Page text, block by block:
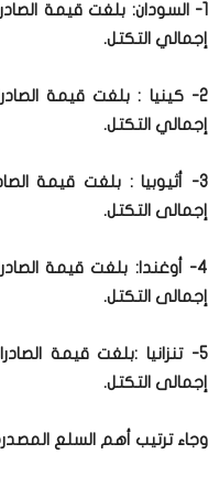
إجمالي التكتل.
إجمالي التكتل.
إجمالى التكتل.
إجمالى التكتل.
إجمالى التكتل.
وجاء ترتيب أهم السلع